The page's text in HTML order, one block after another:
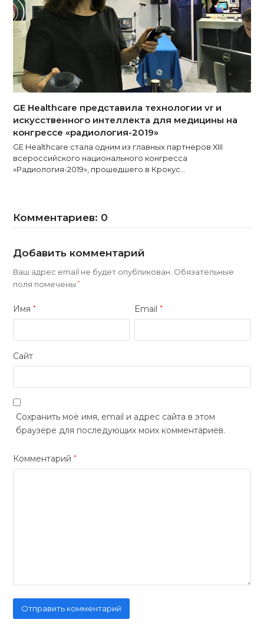
GE Healthcare представила технологии vr и
искусcтвенного интеллекта для медицины на
конгрессе «радиология-2019»
GE Healthcare стала одним из главных партнеров XIII
всероссийского национального конгресса
«Радиология-2019», прошедшего в Крокус…
Комментариев: 0
Добавить комментарий
Ваш адрес email не будет опубликован. Обязательные
поля помечены*
Имя* Email*
Сайт
Сохранить моё имя, email и адрес сайта в этом
браузере для последующих моих комментариев.
Комментарий*